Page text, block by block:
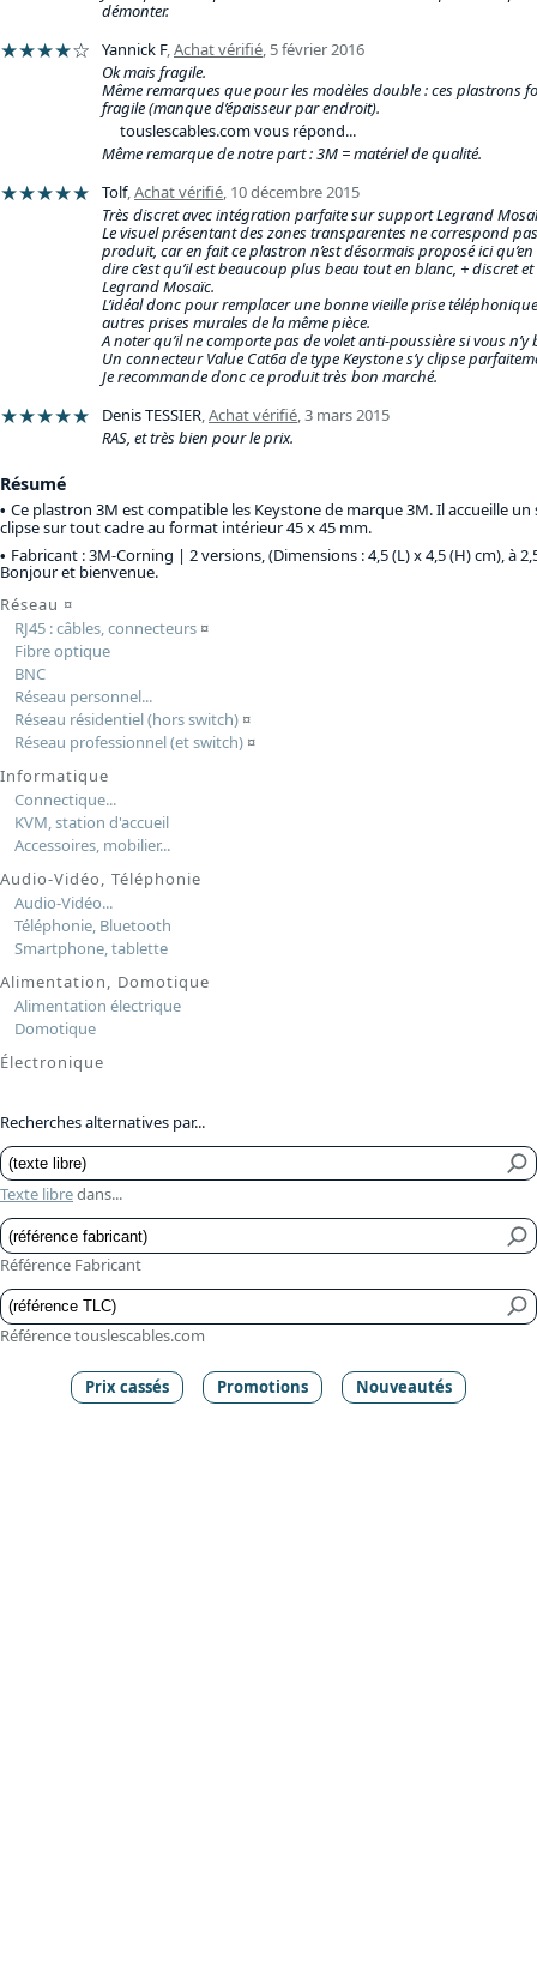
démonter.
★★★★☆ Yannick F, Achat vérifié 5 février 2016
Ok mais fragile.
Même remarques que pour les modèles double : ces plastrons
fragile (manque d’épaisseur par endroit).
touslescables.com vous répond...
Même remarque de notre part : 3M = matériel de qualité.
★★★★★ Tolf, Achat vérifié 10 décembre 2015
Très discret avec intégration parfaite sur support Legrand
Le visuel présentant des zones transparentes ne correspond
produit, car en fait ce plastron n’est désormais proposé ici
dire c’est qu’il est beaucoup plus beau tout en blanc, + discret
Legrand Mosaïc.
L’idéal donc pour remplacer une bonne vieille prise
autres prises murales de la même pièce.
A noter qu’il ne comporte pas de volet anti-poussière si vous
Un connecteur Value Cat6a de type Keystone s’y clipse
Je recommande donc ce produit très bon marché.
★★★★★ Denis TESSIER Achat vérifié 3 mars 2015
RAS, et très bien pour le prix.
Résumé
Ce plastron 3M est compatible les Keystone de marque 3M. Il accueille un
clipse sur tout cadre au format intérieur 45 x 45 mm.
Fabricant : 3M-Corning | 2 versions, (Dimensions : 4,5 (L) x 4,5 (H) cm), à
Bonjour et bienvenue.
Réseau ¤
RJ45 : câbles, connecteurs¤
Fibre optique
BNC
Réseau personnel...
Réseau résidentiel (hors switch)¤
Réseau professionnel (et switch)¤
Informatique
Connectique...
KVM, station d'accueil
Accessoires, mobilier...
Audio-Vidéo, Téléphonie
Audio-Vidéo...
Téléphonie, Bluetooth
Smartphone, tablette
Alimentation, Domotique
Alimentation électrique
Domotique
Électronique
Recherches alternatives par...
Texte libredans...
Référence Fabricant
Référence touslescables.com
Prix cassés Promotions Nouveautés